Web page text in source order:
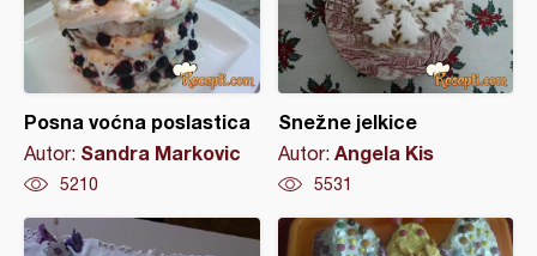
Posna voćna poslastica
Autor: Sandra Markovic
5210
Snežne jelkice
Autor: Angela Kis
5531